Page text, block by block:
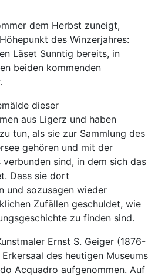
dem Herbst zuneigt,
des Winzerjahres:
Läset Sunntig bereits, in
beiden kommenden
dieser
aus Ligerz und haben
tun, als sie zur Sammlung des
gehören und mit der
sind, in dem sich das
Dass sie dort
und sozusagen wieder
Zufällen geschuldet, wie
zu finden sind.
Ernst S. Geiger (1876-
des heutigen Museums
Acquadro aufgenommen. Auf